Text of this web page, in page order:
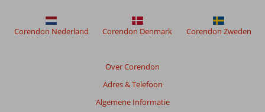
relevantie
Over Corendon
Adres & Telefoon
Algemene Informatie
Corendon Nederland Corendon Denmark Corendon Zweden